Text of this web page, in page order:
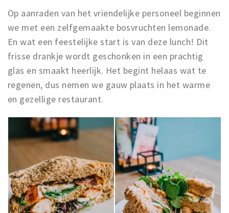
Op aanraden van het vriendelijke personeel beginnen
we met een zelfgemaakte bosvruchten lemonade.
En wat een feestelijke start is van deze lunch! Dit
frisse drankje wordt geschonken in een prachtig
glas en smaakt heerlijk. Het begint helaas wat te
regenen, dus nemen we gauw plaats in het warme
en gezellige restaurant.